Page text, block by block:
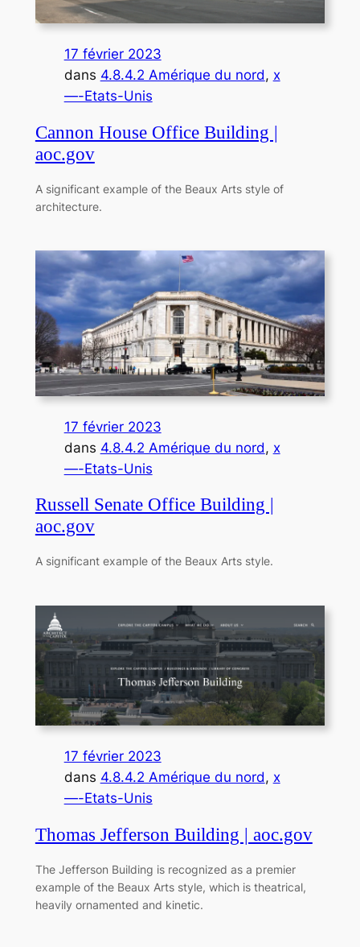
17 février 2023
dans 4.8.4.2 Amérique du nord, x
—-Etats-Unis
Cannon House Office Building |
aoc.gov
A significant example of the Beaux Arts style of
architecture.
17 février 2023
dans 4.8.4.2 Amérique du nord, x
—-Etats-Unis
Russell Senate Office Building |
aoc.gov
A significant example of the Beaux Arts style.
17 février 2023
dans 4.8.4.2 Amérique du nord, x
—-Etats-Unis
Thomas Jefferson Building | aoc.gov
The Jefferson Building is recognized as a premier
example of the Beaux Arts style, which is theatrical,
heavily ornamented and kinetic.